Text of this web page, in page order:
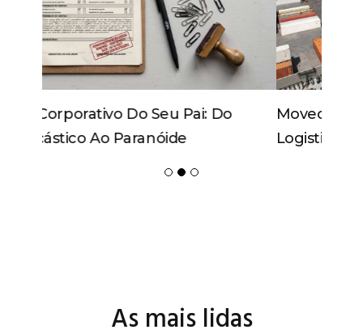
Movecta Marca Presença Na
Logistique 2026 Com Soluções
Integradas E Participação Em Painel
As mais lidas